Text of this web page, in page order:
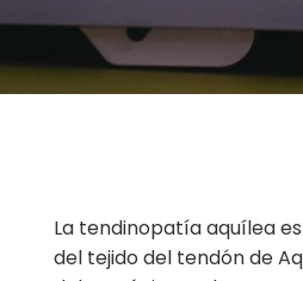
La tendinopatía aquílea
del tejido del tendón de